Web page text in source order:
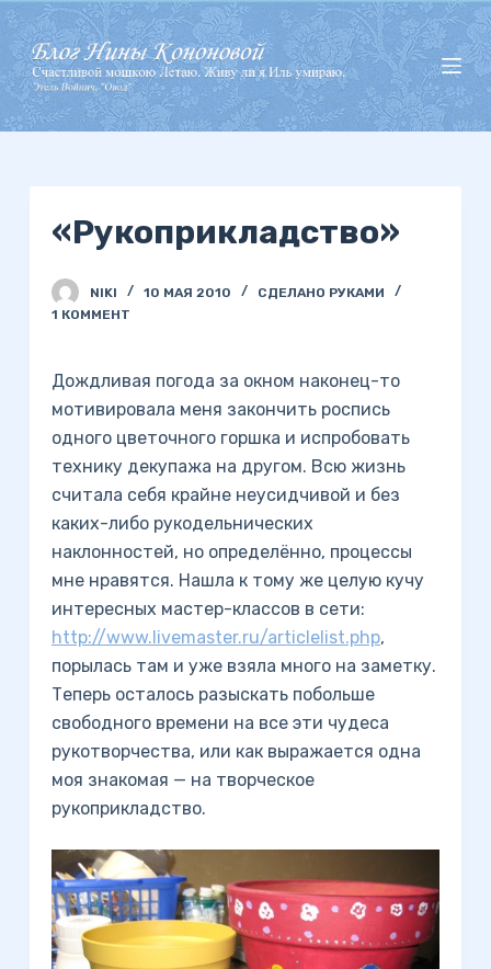
П
е
р
е
й
«Рукоприкладство»
NIKI 10 МАЯ 2010
СДЕЛАНО РУКАМИ
1 КОММЕНТ
Дождливая погода за окном наконец-то
мотивировала меня закончить роспись
одного цветочного горшка и испробовать
технику декупажа на другом. Всю жизнь
считала себя крайне неусидчивой и без
каких-либо рукодельнических
наклонностей, но определённо, процессы
мне нравятся. Нашла к тому же целую кучу
интересных мастер-классов в сети:
http://www.livemaster.ru/articlelist.php,
порылась там и уже взяла много на заметку.
Теперь осталось разыскать побольше
свободного времени на все эти чудеса
рукотворчества, или как выражается одна
моя знакомая — на творческое
рукоприкладство.